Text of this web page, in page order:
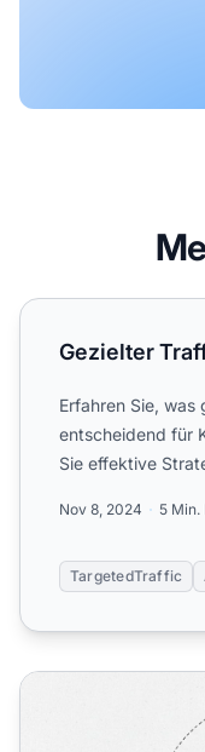
Gezielter Traffic
Gezielter
Erfahren Sie,
entscheidend für
Sie effektive
Nov 8, 2024 5 Min.
TargetedTraffic
Wie Sie